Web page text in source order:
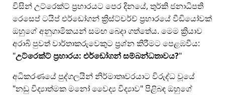
විසින් උට්රෙක්ට් ප්‍රහාරයට පෙර දිනයේ, තුර්කි ජනාධිපති
රෙසෙප් ටයිප් එර්ඩෝගන් ක්‍රිස්ට්චර්ච් ප්‍රහාරයේ වීඩියෝවක්
ඔහුගේ අනුගාමිකයන් සමඟ බෙදා ගත්තේය. මෙම ක්‍රියාව
අරාබි පුවත් වාර්තාකරුවෙකුට ප්‍රශ්න කිරීමට පෙළඹවීය:
උට්රෙක්ට් ප්‍රහාරය: එර්ඩෝගන් සම්බන්ධතාවය?
අධිකරණයේ පුද්ගලයින් නිර්මාතෘවරයාට විරුද්ධ වූයේ
නඩු විද්‍යාත්මක මනෝ වෛද්‍ය විද්‍යාව පිළිබඳ ඔහුගේ